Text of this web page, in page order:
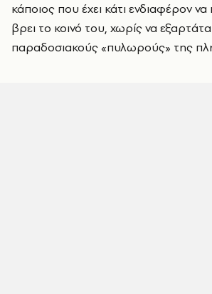
κάποιος που έχει κάτι ενδιαφέρον να
βρει το κοινό του, χωρίς να
παραδοσιακούς «πυλωρούς» της